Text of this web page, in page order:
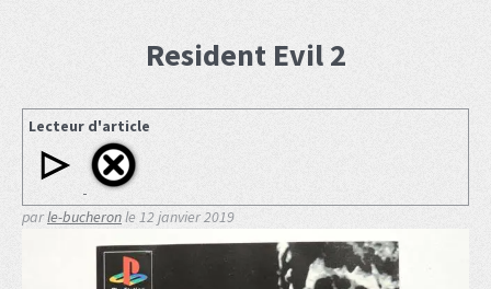
Resident Evil 2
Lecteur d'article
parle-bucheronle 12 janvier 2019